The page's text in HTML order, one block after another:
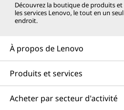
Découvrez la boutique de produits et
les services Lenovo, le tout en un seul
endroit.
À propos de Lenovo
Produits et services
Acheter par secteur d'activité